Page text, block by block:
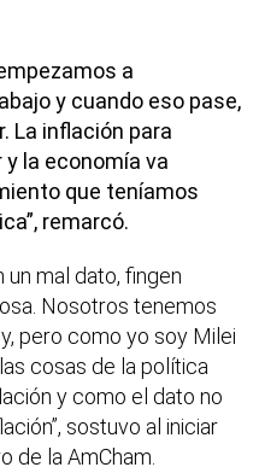
a
y cuando eso pase,
La inflación para
la economía va
que teníamos
remarcó.
mal dato, fingen
Nosotros tenemos
pero como yo soy Milei
cosas de la política
y como el dato no
sostuvo al iniciar
de la AmCham.